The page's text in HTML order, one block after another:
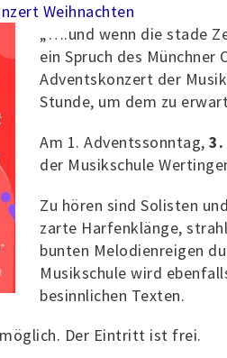
Weihnachten
„….und wenn die stade
ein Spruch des
Adventskonzert der
Stunde, um dem zu
Am 1. Adventssonntag, 3.
der Musikschule
Zu hören sind Solisten
zarte Harfenklänge,
bunten Melodienreigen
Musikschule wird
besinnlichen Texten.
Der Eintritt ist frei.